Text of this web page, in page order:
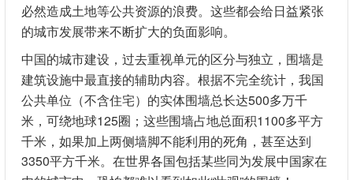
必然造成土地等公共资源的浪费。这些都会给日益紧张
的城市发展带来不断扩大的负面影响。
中国的城市建设，过去重视单元的区分与独立，围墙是
建筑设施中最直接的辅助内容。根据不完全统计，我国
公共单位（不含住宅）的实体围墙总长达500多万千
米，可绕地球125圈；这些围墙占地总面积1100多平方
千米，如果加上两侧墙脚不能利用的死角，甚至达到
3350平方千米。在世界各国包括某些同为发展中国家在